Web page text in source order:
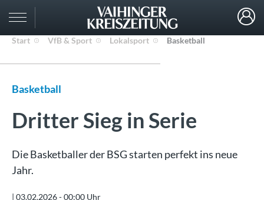
Start VfB & Sport Lokalsport Basketball
Basketball
Dritter Sieg in Serie
Die Basketballer der BSG starten perfekt ins neue
Jahr.
| 03.02.2026 - 00:00 Uhr